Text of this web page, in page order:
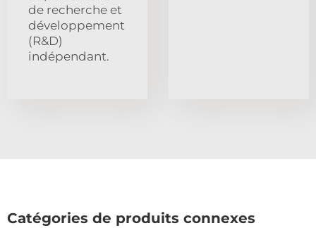
de recherche et
développement
(R&D)
indépendant.
Catégories de produits connexes